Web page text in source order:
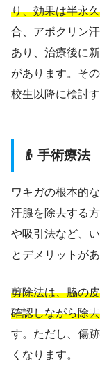
り、効果は半永
合、アポクリン
あり、治療後に
があります。そ
校生以降に検討
👴 手術療法
ワキガの根本的
汗腺を除去する
や吸引法など、
とデメリットがあ
剪除法は、脇の
確認しながら除
す。ただし、傷
くなります。